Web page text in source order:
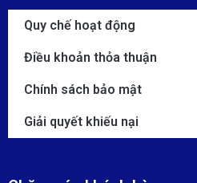
Quy chế hoạt động
Điều khoản thỏa thuận
Chính sách bảo mật
Giải quyết khiếu nại